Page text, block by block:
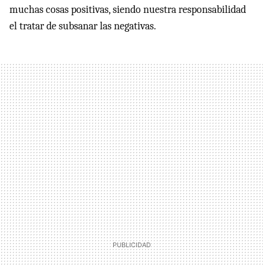
muchas cosas positivas, siendo nuestra responsabilidad
el tratar de subsanar las negativas.